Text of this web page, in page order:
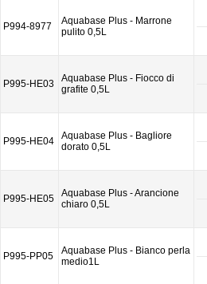
P994-8977
Aquabase Plus - Marrone
pulito 0,5L
P995-HE03
Aquabase Plus - Fiocco di
grafite 0,5L
P995-HE04
Aquabase Plus - Bagliore
dorato 0,5L
P995-HE05
Aquabase Plus - Arancione
chiaro 0,5L
P995-PP05
Aquabase Plus - Bianco perla
medio1L